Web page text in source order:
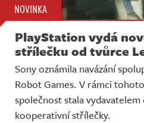
NOVINKA
PlayStation vydá
střílečku od tvůrce
Sony oznámila navázání
Robot Games. V rámci
společnost stala
kooperativní střílečky.